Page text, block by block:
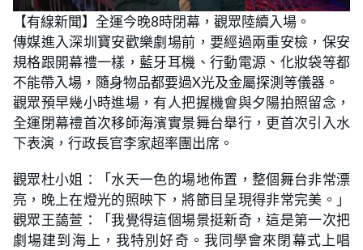
【有線新聞】全運今晚8時閉幕，觀眾陸續入場。
傳媒進入深圳寶安歡樂劇場前，要經過兩重安檢，保安
規格跟開幕禮一樣，藍牙耳機、行動電源、化妝袋等都
不能帶入場，隨身物品都要過X光及金屬探測等儀器。
觀眾預早幾小時進場，有人把握機會與夕陽拍照留念，
全運閉幕禮首次移師海濱實景舞台舉行，更首次引入水
下表演，行政長官李家超率團出席。
觀眾杜小姐：「水天一色的場地佈置，整個舞台非常漂
亮，晚上在燈光的照映下，將節目呈現得非常完美。」
觀眾王藹萱：「我覺得這個場景挺新奇，這是第一次把
劇場建到海上，我特別好奇。我同學會來閉幕式上唱